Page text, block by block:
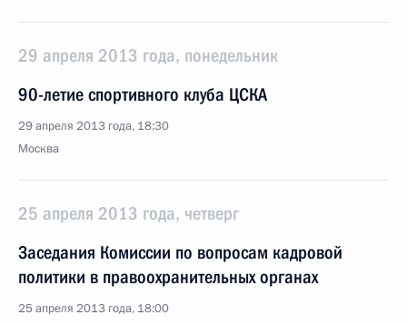
29 апреля 2013 года, понедельник
90-летие спортивного клуба ЦСКА
29 апреля 2013 года, 18:30
Москва
25 апреля 2013 года, четверг
Заседания Комиссии по вопросам кадровой
политики в правоохранительных органах
25 апреля 2013 года, 18:00